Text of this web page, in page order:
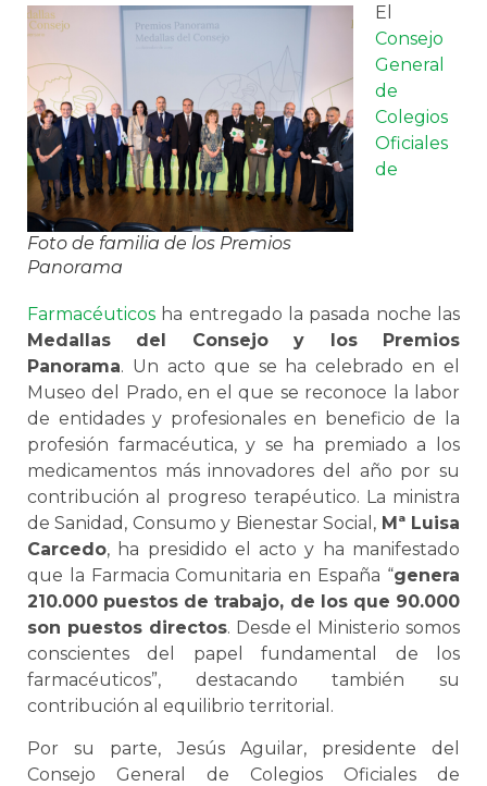
Foto de familia de los Premios
Panorama
El
Consejo
General
de
Colegios
Oficiales
de
Farmacéuticos ha entregado la pasada noche las
Medallas del Consejo y los Premios
Panorama. Un acto que se ha celebrado en el
Museo del Prado, en el que se reconoce la labor
de entidades y profesionales en beneficio de la
profesión farmacéutica, y se ha premiado a los
medicamentos más innovadores del año por su
contribución al progreso terapéutico. La ministra
de Sanidad, Consumo y Bienestar Social, Mª Luisa
Carcedo, ha presidido el acto y ha manifestado
que la Farmacia Comunitaria en España “genera
210.000 puestos de trabajo, de los que 90.000
son puestos directos. Desde el Ministerio somos
conscientes del papel fundamental de los
farmacéuticos”, destacando también su
contribución al equilibrio territorial.
Por su parte, Jesús Aguilar, presidente del
Consejo General de Colegios Oficiales de